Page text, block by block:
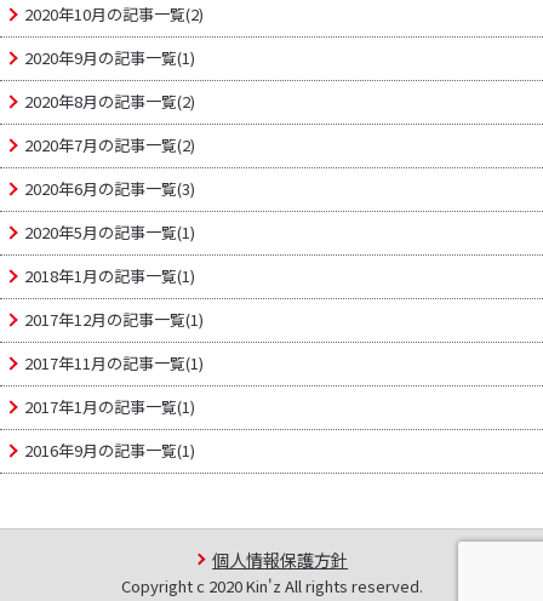
2020年10月の記事一覧(2)
2020年9月の記事一覧(1)
2020年8月の記事一覧(2)
2020年7月の記事一覧(2)
2020年6月の記事一覧(3)
2020年5月の記事一覧(1)
2018年1月の記事一覧(1)
2017年12月の記事一覧(1)
2017年11月の記事一覧(1)
2017年1月の記事一覧(1)
2016年9月の記事一覧(1)
個人情報保護方針
Copyright c 2020 Kin'z All rights reserved.